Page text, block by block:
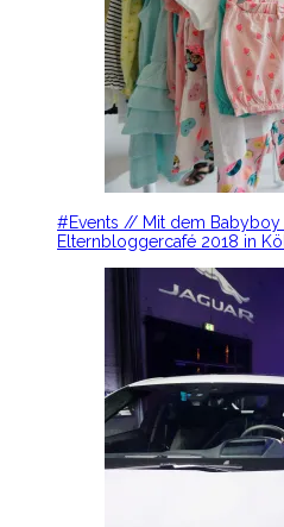
#Events // Mit dem
Elternbloggercafé 2018 in